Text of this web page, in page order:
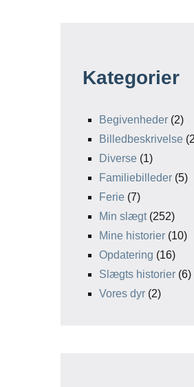
Kategorier
Begivenheder (2)
Billedbeskrivelse
Diverse (1)
Familiebilleder (5)
Ferie (7)
Min slægt(252)
Mine historier (10)
Opdatering (16)
Slægts historier (6)
Vores dyr (2)